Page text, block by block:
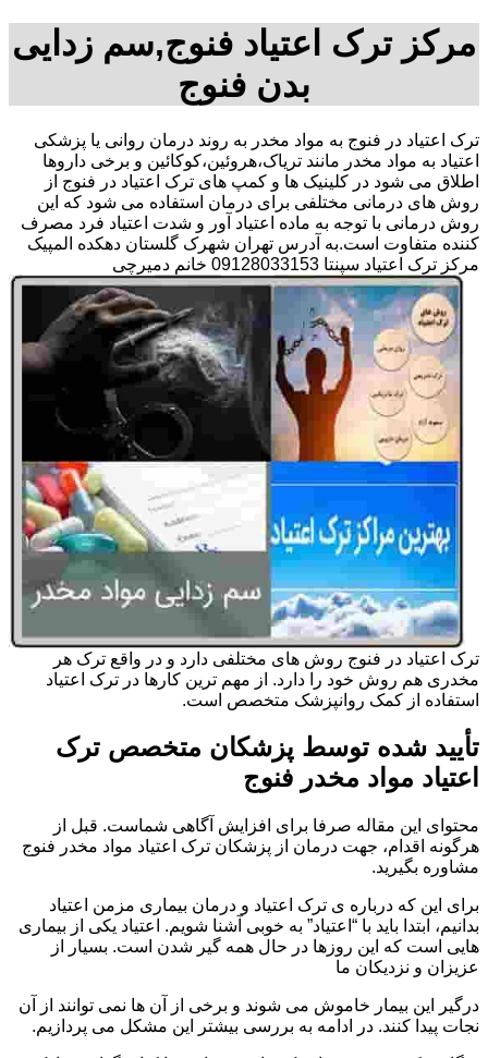
مرکز ترک اعتیاد فنوج,سم زدایی
بدن فنوج
ترک اعتیاد در فنوج به مواد مخدر به روند درمان روانی یا پزشکی
اعتیاد به مواد مخدر مانند تریاک،هروئین،کوکائین و برخی داروها
اطلاق می شود در کلینیک ها و کمپ های ترک اعتیاد در فنوج از
روش های درمانی مختلفی برای درمان استفاده می شود که این
روش درمانی با توجه به ماده اعتیاد آور و شدت اعتیاد فرد مصرف
کننده متفاوت است.به آدرس تهران شهرک گلستان دهکده المپیک
مرکز ترک اعتیاد سپنتا 09128033153 خانم دمیرچی
ترک اعتیاد در فنوج روش های مختلفی دارد و در واقع ترک هر
مخدری هم روش خود را دارد. از مهم ترین کارها در ترک اعتیاد
استفاده از کمک روانپزشک متخصص است.
تأیید شده توسط پزشکان متخصص ترک
اعتیاد مواد مخدر فنوج
محتوای این مقاله صرفا برای افزایش آگاهی شماست. قبل از
هرگونه اقدام، جهت درمان از پزشکان ترک اعتیاد مواد مخدر فنوج
مشاوره بگیرید.
برای این که درباره ی ترک اعتیاد و درمان بیماری مزمن اعتیاد
بدانیم، ابتدا باید با “اعتیاد” به خوبی آشنا شویم. اعتیاد یکی از بیماری
هایی است که این روزها در حال همه گیر شدن است. بسیار از
عزیزان و نزدیکان ما
درگیر این بیمار خاموش می شوند و برخی از آن ها نمی توانند از آن
نجات پیدا کنند. در ادامه به بررسی بیشتر این مشکل می پردازیم.